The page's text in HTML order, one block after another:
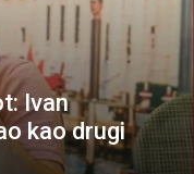
Ivan
kao drugi